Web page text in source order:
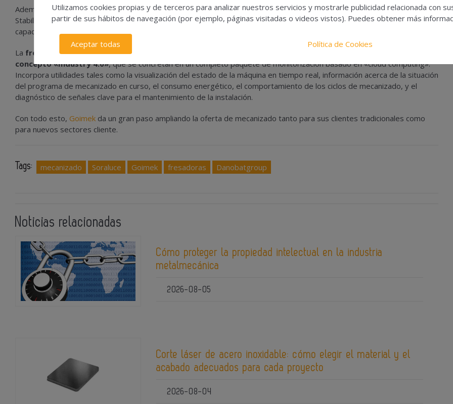
Además incorpora las últimas tecnologías desarrolladas porSoraluce: tales como el sistema DAS, Dynamics Active
Stabiliser. Se trata de un dispositivo que incrementa activamente la rigidez dinámica de las máquinas, aumentando así su
capacidad de corte hasta un 300% gracias a la reducción de las vibraciones durante el proceso de mecanizado.
La fresadora-mandrinadora Soraluce FP-16000
concepto «Industry 4.0», que se concretan en un completo paquete de monitorización basado en «cloud computing».
Incorpora utilidades tales como la visualización del estado de la máquina en tiempo real, información acerca de la situación
del programa de mecanizado en curso, el consumo energético, el comportamiento de los ciclos de mecanizado, y el
diagnóstico de señales clave para el mantenimiento de la instalación.
Con todo esto, Goimek da un gran paso ampliando la oferta de mecanizado tanto para sus clientes tradicionales como
para nuevos sectores cliente.
Tags: mecanizado Soraluce Goimek fresadoras Danobatgroup
Noticias relacionadas
Cómo proteger la propiedad intelectual en la industria
metalmecánica
2026-08-05
Corte láser de acero inoxidable: cómo elegir el material y el
acabado adecuados para cada proyecto
2026-08-04
Utilizamos cookies propias y de terceros para analizar nuestros servicios y mostrarle publicidad relacionada con
partir de sus hábitos de navegación (por ejemplo, páginas visitadas o videos vistos). Puedes obtener más
Aceptar todas Política de Cookies